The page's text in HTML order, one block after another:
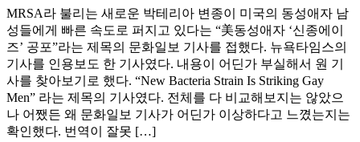
MRSA라 불리는 새로운 박테리아 변종이 미국의 동성애자 남
성들에게 빠른 속도로 퍼지고 있다는 “美동성애자 ‘신종에이
즈’ 공포”라는 제목의 문화일보 기사를 접했다. 뉴욕타임스의
기사를 인용보도 한 기사였다. 내용이 어딘가 부실해서 원 기
사를 찾아보기로 했다. “New Bacteria Strain Is Striking Gay
Men” 라는 제목의 기사였다. 전체를 다 비교해보지는 않았으
나 어쨌든 왜 문화일보 기사가 어딘가 이상하다고 느꼈는지는
확인했다. 번역이 잘못 […]